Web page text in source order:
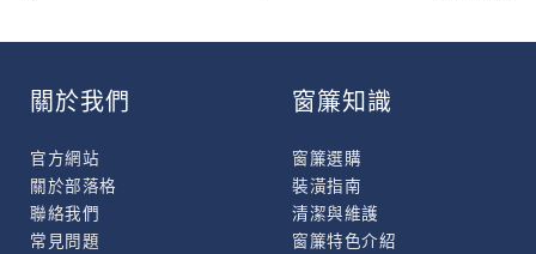
關於我們
官方網站
關於部落格
聯絡我們
常見問題
窗簾知識
窗簾選購
裝潢指南
清潔與維護
窗簾特色介紹